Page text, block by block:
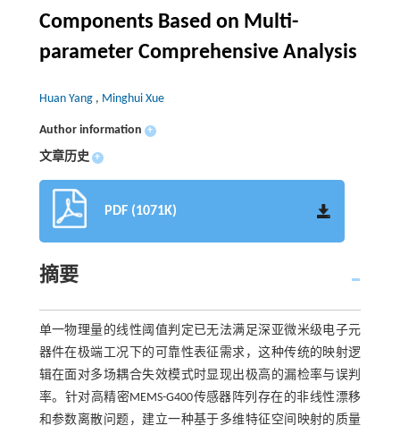
Components Based on Multi-
parameter Comprehensive Analysis
Huan Yang , Minghui Xue
Author information +
文章历史 +
PDF (1071K)
摘要
单一物理量的线性阈值判定已无法满足深亚微米级电子元
器件在极端工况下的可靠性表征需求，这种传统的映射逻
辑在面对多场耦合失效模式时显现出极高的漏检率与误判
率。针对高精密MEMS-G400传感器阵列存在的非线性漂移
和参数离散问题，建立一种基于多维特征空间映射的质量